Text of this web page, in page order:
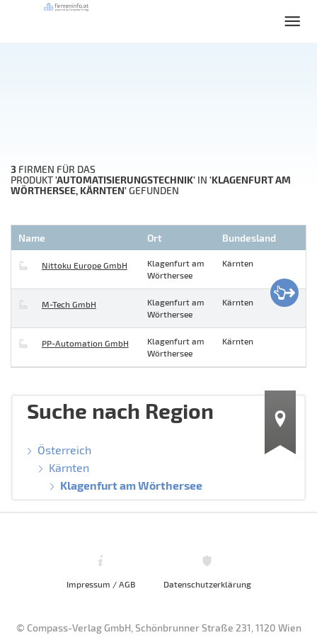
3 FIRMEN FÜR DAS
PRODUKT'AUTOMATISIERUNGSTECHNIK' IN 'KLAGENFURT AM
WÖRTHERSEE, KÄRNTEN'GEFUNDEN
Name Ort Bundesland
Nittoku Europe GmbH
Klagenfurt am
Wörthersee
Kärnten
M-Tech GmbH
Klagenfurt am
Wörthersee
Kärnten
PP-Automation GmbH
Klagenfurt am
Wörthersee
Kärnten
Suche nach Region
Österreich
Kärnten
Klagenfurt am Wörthersee
Impressum / AGB Datenschutzerklärung
© Compass-Verlag GmbH, Schönbrunner Straße 231, 1120 Wien